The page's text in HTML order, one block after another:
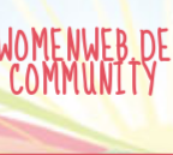
COMMUNITY